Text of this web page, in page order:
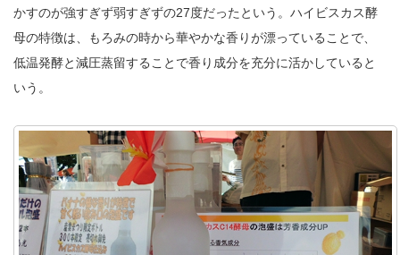
かすのが強すぎず弱すぎずの27度だったという。ハイビスカス酵
母の特徴は、もろみの時から華やかな香りが漂っていることで、
低温発酵と減圧蒸留することで香り成分を充分に活かしていると
いう。